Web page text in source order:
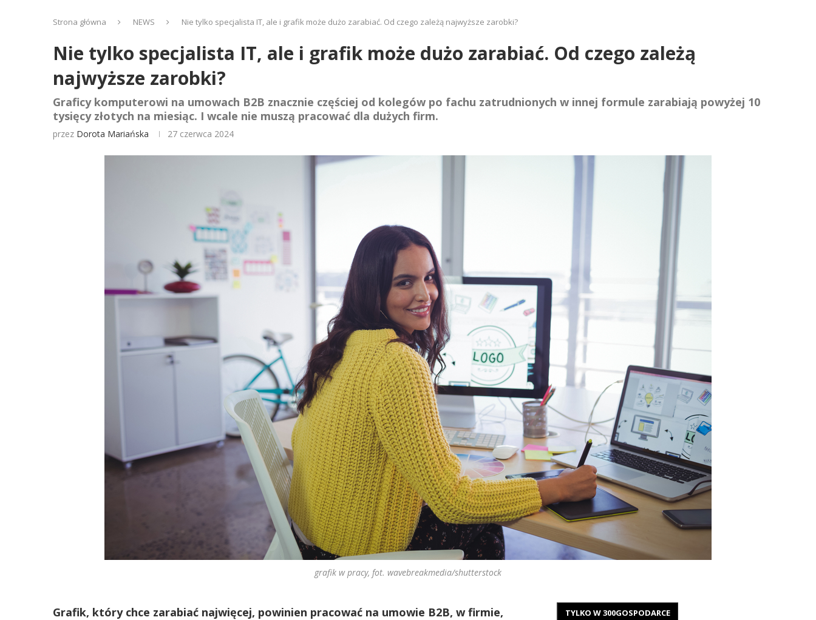
Strona główna NEWS Nie tylko specjalista IT, ale i grafik może dużo zarabiać. Od czego zależą najwyższe zarobki?
Nie tylko specjalista IT, ale i grafik może dużo zarabiać. Od czego zależą
najwyższe zarobki?
Graficy komputerowi na umowach B2B znacznie częściej od kolegów po fachu zatrudnionych w innej formule zarabiają powyżej 10
tysięcy złotych na miesiąc. I wcale nie muszą pracować dla dużych firm.
przez Dorota Mariańska 27 czerwca 2024
grafik w pracy, fot. wavebreakmedia/shutterstock
Grafik, który chce zarabiać najwięcej, powinien pracować na umowie B2B, w firmie,
TYLKO W 300GOSPODARCE